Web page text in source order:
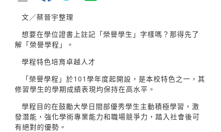
文／蔡晉宇整理
想要在學位證書上註記「榮譽學生」字樣嗎？那得先了
解「榮譽學程」。
學程特色培育卓越人才
「榮譽學程」於101學年度起開設，是本校特色之一，其
修習學生的學期成績表現均保持在高水平。
學程目的在鼓勵大學日間部優秀學生主動積極學習，激
發潛能，強化學術專業能力和職場競爭力，踏入社會後可
有絕對的優勢。